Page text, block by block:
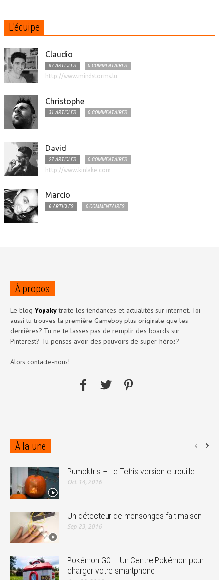
L'équipe
Claudio
87 ARTICLES
0 COMMENTAIRES
http://www.mindstorms.lu
Christophe
31 ARTICLES 0 COMMENTAIRES
David
27 ARTICLES
0 COMMENTAIRES
http://www.kinlake.com
Marcio
6 ARTICLES 0 COMMENTAIRES
À propos
Le blog Yopakytraite les tendances et actualités sur internet. Toi
aussi tu trouves la première Gameboy plus originale que les
dernières? Tu ne te lasses pas de remplir des boards sur
Pinterest? Tu penses avoir des pouvoirs de super-héros?
Alors contacte-nous!
À la une
Pumpktris – Le Tetris version citrouille
Oct 14, 2016
Un détecteur de mensonges fait maison
Sep 23, 2016
Pokémon GO – Un Centre Pokémon pour
charger votre smartphone